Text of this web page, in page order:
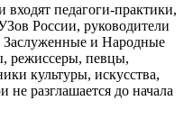
педагоги-практики,
России, руководители
Заслуженные и Народные
режиссеры, певцы,
культуры, искусства,
разглашается до начала